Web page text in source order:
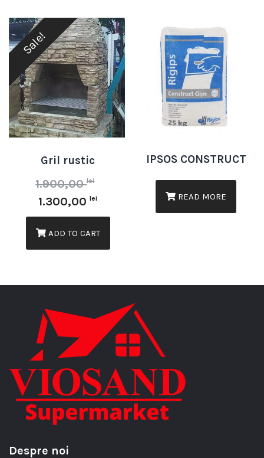
Sale!
Gril rustic
1.900,00lei
1.300,00lei
ADD TO CART
IPSOS CONSTRUCT
READ MORE
Despre noi